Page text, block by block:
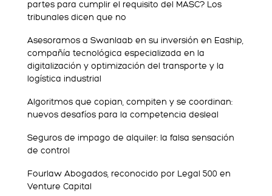
partes para cumplir el requisito del MASC? Los
tribunales dicen que no
Asesoramos a Swanlaab en su inversión en Eaship,
compañía tecnológica especializada en la
digitalización y optimización del transporte y la
logística industrial
Algoritmos que copian, compiten y se coordinan:
nuevos desafíos para la competencia desleal
Seguros de impago de alquiler: la falsa sensación
de control
Fourlaw Abogados, reconocido por Legal 500 en
Venture Capital